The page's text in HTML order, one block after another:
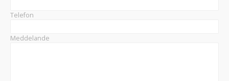
Telefon
Meddelande